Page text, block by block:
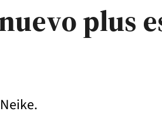
plus